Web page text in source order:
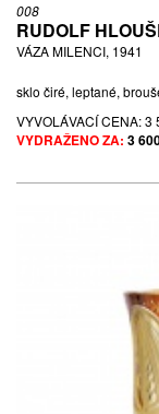
008
RUDOLF
VÁZA MILENCI, 1941
sklo čiré, leptané,
VYVOLÁVACÍ CENA:3
VYDRAŽENO ZA: 3